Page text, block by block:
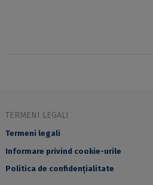
TERMENI LEGALI
Termeni legali
Informare privind cookie-urile
Politica de confidențialitate